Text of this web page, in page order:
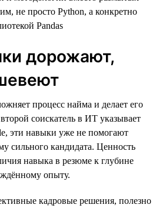
не просто Python, а конкретно
Pandas
дорожают,
процесс найма и делает его
соискатель в ИТ указывает
эти навыки уже не помогают
сильного кандидата. Ценность
навыка в резюме к глубине
опыту.
кадровые решения, полезно